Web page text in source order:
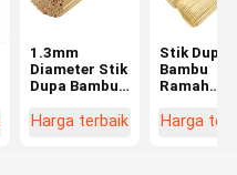
1.3mm
Diameter Stik
Dupa Bambu
Kustom dan
Harga terbaik
Stik Dupa
Bambu
Ramah
Bakar
Harga